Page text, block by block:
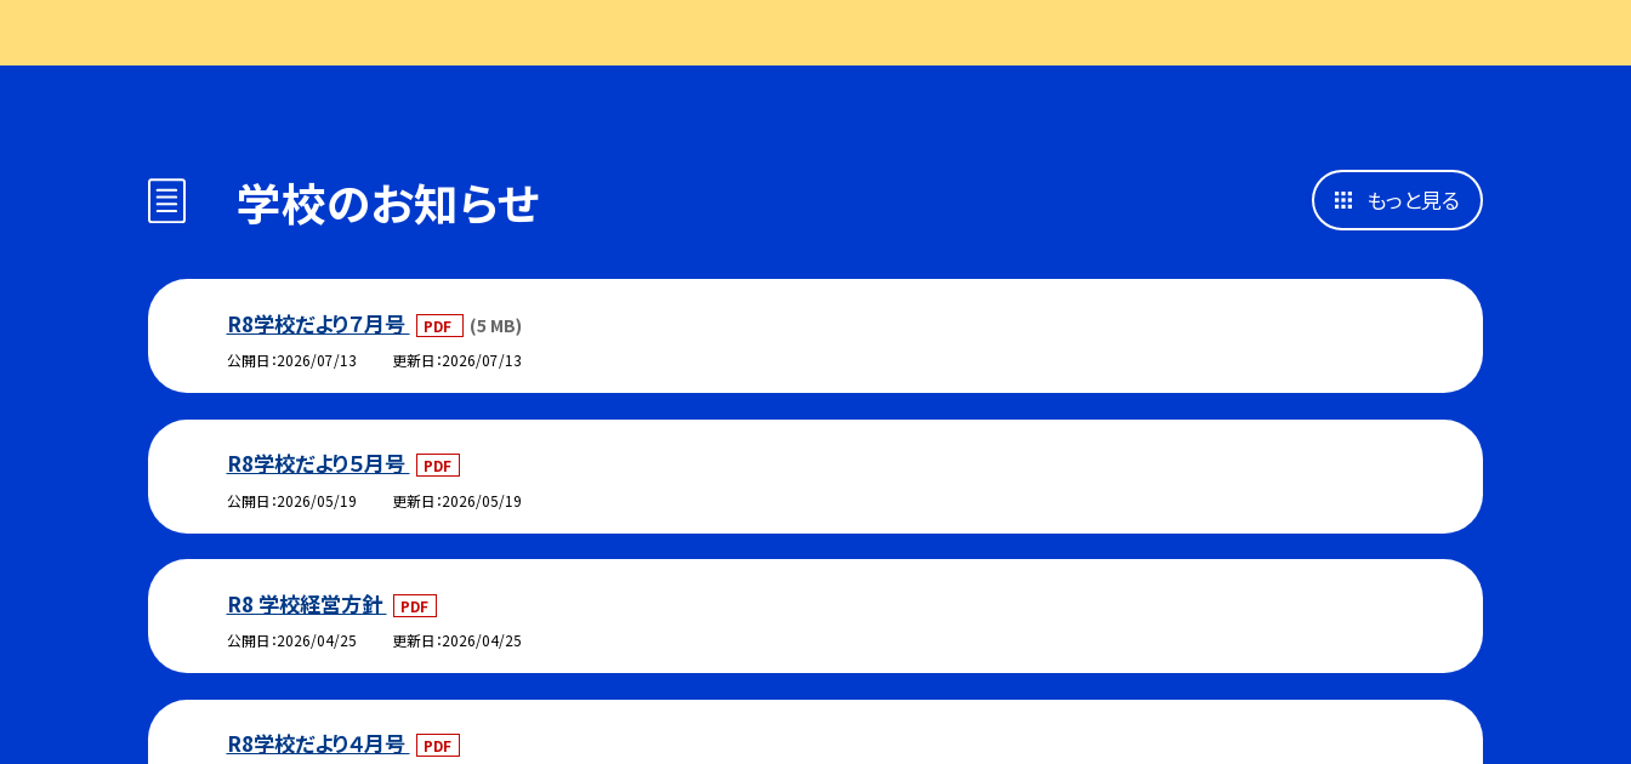
学校のお知らせ
R8学校だより７月号 PDF (5 MB)
公開日 2026/07/13 更新日 2026/07/13
R8学校だより５月号
PDF
公開日 2026/05/19 更新日 2026/05/19
R8 学校経営方針
PDF
公開日 2026/04/25 更新日 2026/04/25
R8学校だより４月号
PDF
もっと見る